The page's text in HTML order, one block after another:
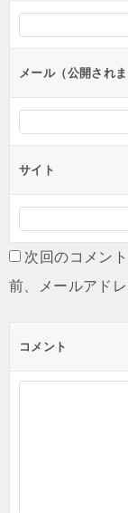
シ
ョ
ンメール（公開され
サイト
次回のコメン
前、メールアド
コメント